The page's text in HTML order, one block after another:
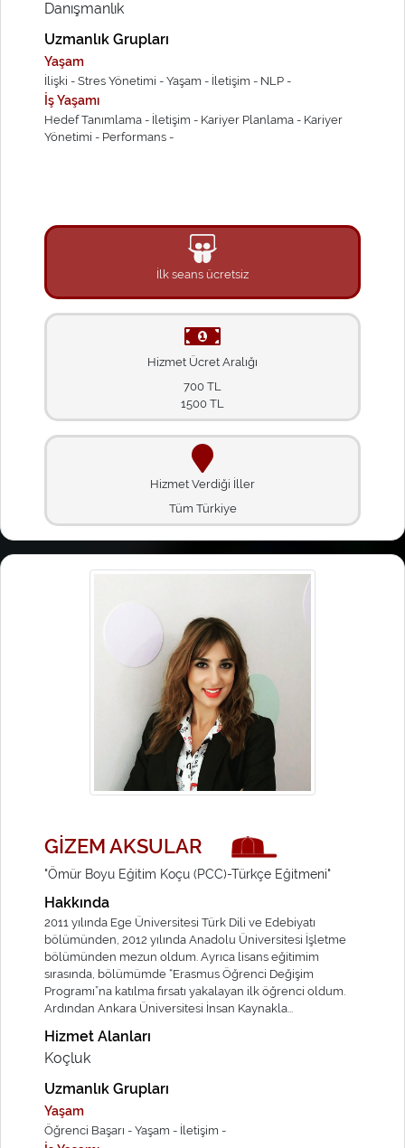
Danışmanlık
Uzmanlık Grupları
Yaşam
İlişki - Stres Yönetimi - Yaşam - İletişim - NLP -
İş Yaşamı
Hedef Tanımlama - İletişim - Kariyer Planlama - Kariyer
Yönetimi - Performans -
İlk seans ücretsiz
Hizmet Ücret Aralığı
700 TL
1500 TL
Hizmet Verdiği İller
Tüm Türkiye
GİZEM AKSULAR
"Ömür Boyu Eğitim Koçu (PCC)-Türkçe Eğitmeni"
Hakkında
2011 yılında Ege Üniversitesi Türk Dili ve Edebiyatı
bölümünden, 2012 yılında Anadolu Üniversitesi İşletme
bölümünden mezun oldum. Ayrıca lisans eğitimim
sırasında, bölümümde “Erasmus Öğrenci Değişim
Programı”na katılma fırsatı yakalayan ilk öğrenci oldum.
Ardından Ankara Üniversitesi İnsan Kaynakla...
Hizmet Alanları
Koçluk
Uzmanlık Grupları
Yaşam
Öğrenci Başarı - Yaşam - İletişim -